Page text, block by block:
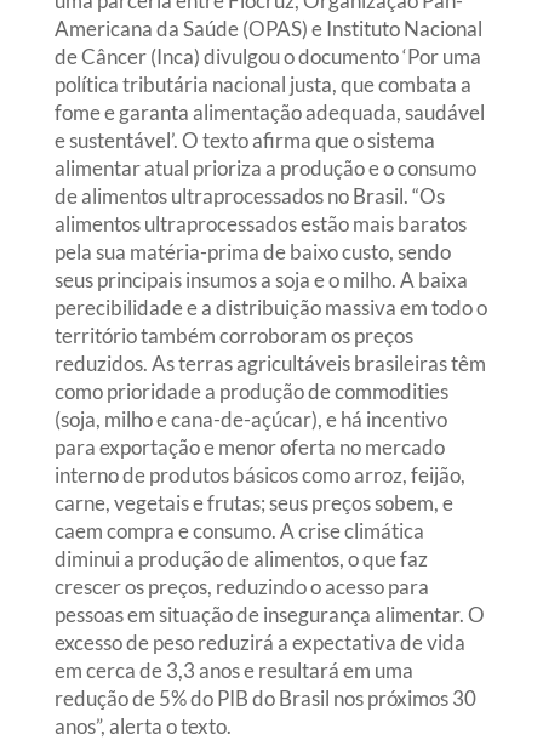
Americana da Saúde (OPAS) e Instituto Nacional
de Câncer (Inca) divulgou o documento ‘Por uma
política tributária nacional justa, que combata a
fome e garanta alimentação adequada, saudável
e sustentável’. O texto afirma que o sistema
alimentar atual prioriza a produção e o consumo
de alimentos ultraprocessados no Brasil. “Os
alimentos ultraprocessados estão mais baratos
pela sua matéria-prima de baixo custo, sendo
seus principais insumos a soja e o milho. A baixa
perecibilidade e a distribuição massiva em todo o
território também corroboram os preços
reduzidos. As terras agricultáveis brasileiras têm
como prioridade a produção de commodities
(soja, milho e cana-de-açúcar), e há incentivo
para exportação e menor oferta no mercado
interno de produtos básicos como arroz, feijão,
carne, vegetais e frutas; seus preços sobem, e
caem compra e consumo. A crise climática
diminui a produção de alimentos, o que faz
crescer os preços, reduzindo o acesso para
pessoas em situação de insegurança alimentar. O
excesso de peso reduzirá a expectativa de vida
em cerca de 3,3 anos e resultará em uma
redução de 5% do PIB do Brasil nos próximos 30
anos”, alerta o texto.